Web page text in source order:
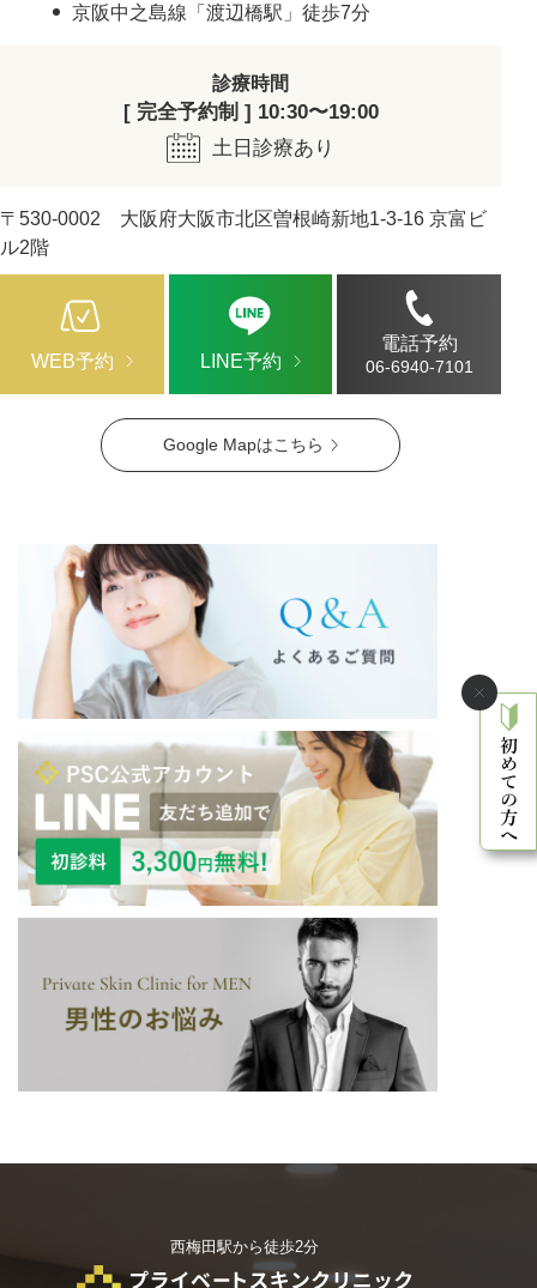
Google Mapはこちら
京阪中之島線「渡辺橋駅」徒歩7分
診療時間
[ 完全予約制 ] 10:30〜19:00
土日診療あり
〒530-0002 大阪府大阪市北区曽根崎新地1-3-16 京富ビ
ル2階
WEB予約 LINE予約
電話予約
06-6940-7101
西梅田駅から徒歩2分